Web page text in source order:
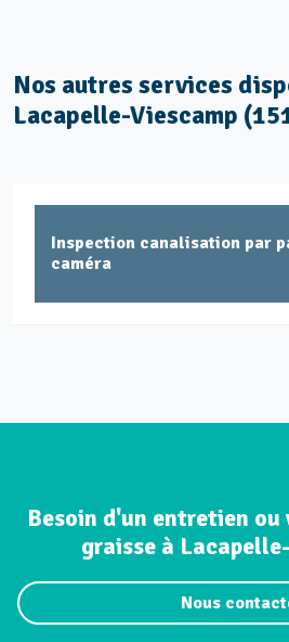
Nos autres services
Lacapelle-Viescamp
canalisation par passage
Besoin d'un entretien ou
graisse à
Nous